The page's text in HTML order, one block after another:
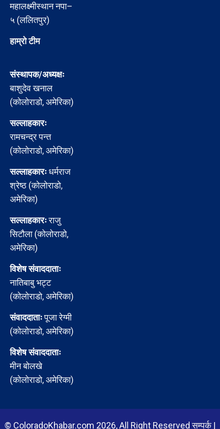
महालक्ष्मीस्थान नपा–
५ (ललितपुर)
हाम्रो टीम
संस्थापक/अध्यक्षः
बाशुदेव खनाल
(कोलोराडो, अमेरिका)
सल्लाहकारः
रामचन्द्र पन्त
(कोलोराडो, अमेरिका)
सल्लाहकारःधर्मराज
श्रेष्ठ (कोलोराडो,
अमेरिका)
सल्लाहकारःराजु
सिटौला (कोलोराडो,
अमेरिका)
विशेष संवाददाताः
नातिबाबु भट्ट
(कोलोराडो, अमेरिका)
संवाददाताःपूजा रेग्मी
(कोलोराडो, अमेरिका)
विशेष संवाददाताः
मीन बोलखे
(कोलोराडो, अमेरिका)
© ColoradoKhabar.com 2026, All Right Reservedसम्पर्क|